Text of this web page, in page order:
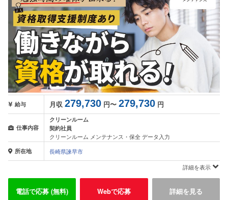
給与 月収 279,730 円〜 279,730 円
仕事内容
クリーンルーム
契約社員
クリーンルーム メンテナンス・保全 データ入力
所在地
長崎県諫早市
詳細を表示
電話で応募 (無料) Webで応募 詳細を見る